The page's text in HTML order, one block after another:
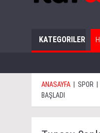
KATEGORILER
ANASAYFA | SPOR |
BAŞLADI